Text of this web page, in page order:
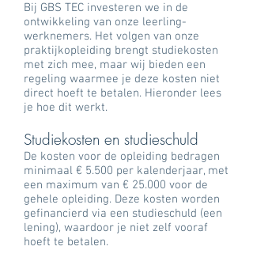
Bij GBS TEC investeren we in de
ontwikkeling van onze leerling-
werknemers. Het volgen van onze
praktijkopleiding brengt studiekosten
met zich mee, maar wij bieden een
regeling waarmee je deze kosten niet
direct hoeft te betalen. Hieronder lees
je hoe dit werkt.
Studiekosten en studieschuld
De kosten voor de opleiding bedragen
minimaal € 5.500 per kalenderjaar, met
een maximum van € 25.000 voor de
gehele opleiding. Deze kosten worden
gefinancierd via een studieschuld (een
lening), waardoor je niet zelf vooraf
hoeft te betalen.